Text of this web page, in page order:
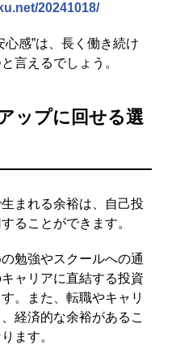
20241018/
心感”は、長く働き続け
言えるでしょう。
ップに回せる選
まれる余裕は、自己投
ることができます。
勉強やスクールへの通
ャリアに直結する投資
。また、転職やキャリ
経済的な余裕があるこ
ます。